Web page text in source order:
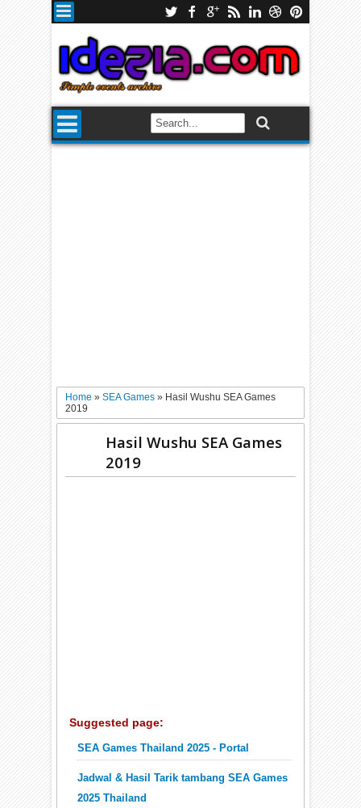
Home»SEA Games» Hasil Wushu SEA Games
2019
Hasil Wushu SEA Games
2019
Suggested page:
SEA Games Thailand 2025 - Portal
Jadwal & Hasil Tarik tambang SEA Games
2025 Thailand